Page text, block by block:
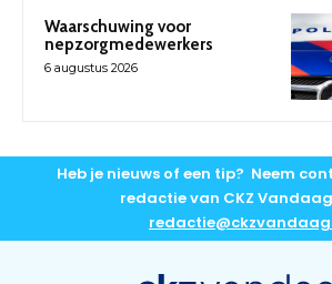
Waarschuwing voor
nepzorgmedewerkers
6 augustus 2026
Heb je nieuws of een tip? Neem
redactie van CKZ